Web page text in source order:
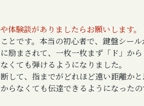
体験談がありましたらお願いします。
とです。本当の初心者で、鍵盤シー
励まされて、一枚一枚まず「ド」か
くても弾けるようになりました。
して、指までがどれほど遠い距離か
らなくても伝達できるようになった